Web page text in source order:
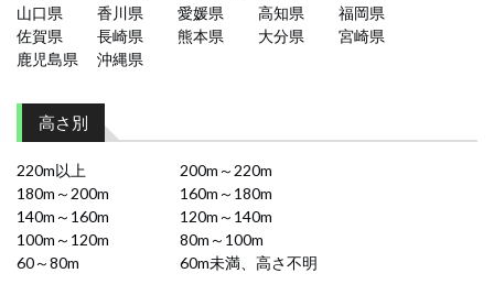
山口県
香川県 愛媛県 高知県
福岡県
佐賀県
長崎県 熊本県 大分県
宮崎県
鹿児島県
沖縄県
高さ別
220m以上
200m～220m
180m～200m
160m～180m
140m～160m
120m～140m
100m～120m
80m～100m
60～80m
60m未満、高さ不明